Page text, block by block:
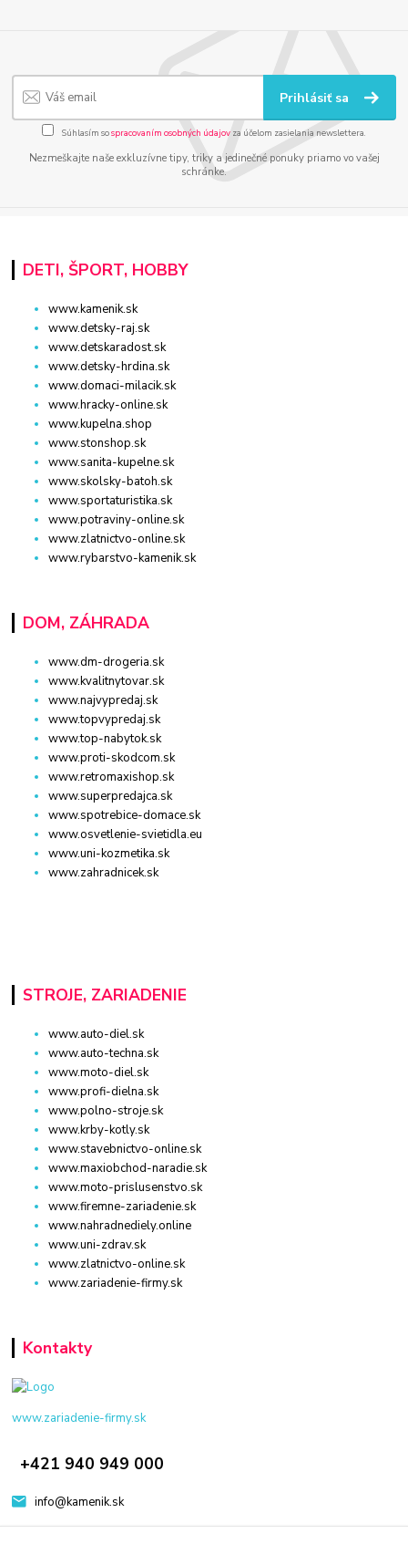
Prihlásiť sa
Súhlasím sospracovaním osobných údajov za účelom zasielania newslettera.
Nezmeškajte naše exkluzívne tipy, triky a jedinečné ponuky priamo vo vašej
schránke.
DETI, ŠPORT, HOBBY
www.kamenik.sk
www.detsky-raj.sk
www.detskaradost.sk
www.detsky-hrdina.sk
www.domaci-milacik.sk
www.hracky-online.sk
www.kupelna.shop
www.stonshop.sk
www.sanita-kupelne.sk
www.skolsky-batoh.sk
www.sportaturistika.sk
www.potraviny-online.sk
www.zlatnictvo-online.sk
www.rybarstvo-kamenik.sk
DOM, ZÁHRADA
www.dm-drogeria.sk
www.kvalitnytovar.sk
www.najvypredaj.sk
www.topvypredaj.sk
www.top-nabytok.sk
www.proti-skodcom.sk
www.retromaxishop.sk
www.superpredajca.sk
www.spotrebice-domace.sk
www.osvetlenie-svietidla.eu
www.uni-kozmetika.sk
www.zahradnicek.sk
STROJE, ZARIADENIE
www.auto-diel.sk
www.auto-techna.sk
www.moto-diel.sk
www.profi-dielna.sk
www.polno-stroje.sk
www.krby-kotly.sk
www.stavebnictvo-online.sk
www.maxiobchod-naradie.sk
www.moto-prislusenstvo.sk
www.firemne-zariadenie.sk
www.nahradnediely.online
www.uni-zdrav.sk
www.zlatnictvo-online.sk
www.zariadenie-firmy.sk
Kontakty
www.zariadenie-firmy.sk
+421 940 949 000
info@kamenik.sk